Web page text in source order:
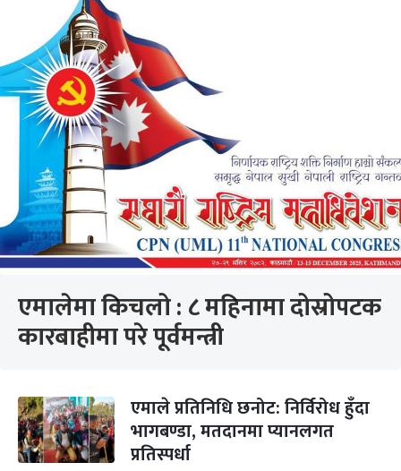
एमालेमा किचलो : ८ महिनामा दोस्रोपटक
कारबाहीमा परे पूर्वमन्त्री
एमाले प्रतिनिधि छनोट: निर्विरोध हुँदा
भागबण्डा, मतदानमा प्यानलगत
प्रतिस्पर्धा